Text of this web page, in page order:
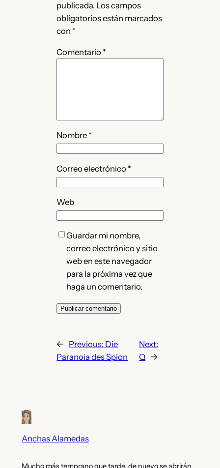
publicada. Los campos
obligatorios están marcados
con *
Comentario *
Nombre *
Correo electrónico *
Web
Guardar mi nombre,
correo electrónico y sitio
web en este navegador
para la próxima vez que
haga un comentario.
← Previous: Die
Paranoia des Spion
Next:
Q →
Anchas Alamedas
Mucho más temprano que tarde, de nuevo se abrirán